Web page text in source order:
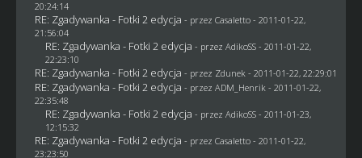
20:24:14
RE: Zgadywanka - Fotki 2 edycja - przez Casaletto- 2011-01-22,
21:56:04
RE: Zgadywanka - Fotki 2 edycja - przez AdikoSS - 2011-01-22,
22:23:10
RE: Zgadywanka - Fotki 2 edycja - przez Zdunek - 2011-01-22, 22:29:01
RE: Zgadywanka - Fotki 2 edycja - przez ADM_Henrik - 2011-01-22,
22:35:48
RE: Zgadywanka - Fotki 2 edycja - przez AdikoSS - 2011-01-23,
12:15:32
RE: Zgadywanka - Fotki 2 edycja - przez Casaletto- 2011-01-22,
23:23:50